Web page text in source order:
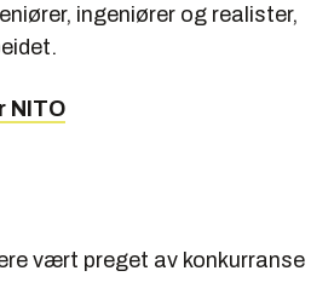
ingeniører og realister,
NITO
vært preget av konkurranse